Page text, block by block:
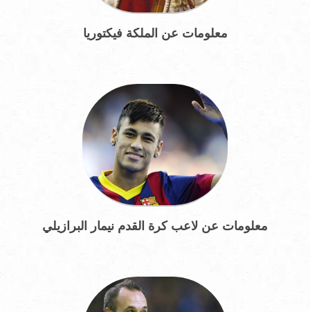
معلومات عن الملكة فيكتوريا
معلومات عن لاعب كرة القدم نيمار البرازيلي